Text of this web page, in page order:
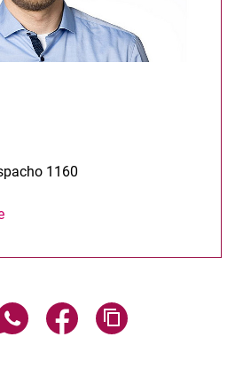
1160
page via email
Share page via WhatsApp
Share page via